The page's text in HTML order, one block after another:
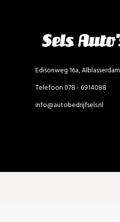
Edisonweg 16a, Alblasserdam
Telefoon 078 - 6914088
info@autobedrijfsels.nl